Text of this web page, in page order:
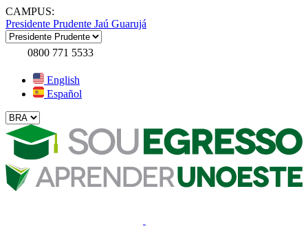
CAMPUS:
Presidente Prudente Jaú Guarujá
0800 771 5533
English
Español